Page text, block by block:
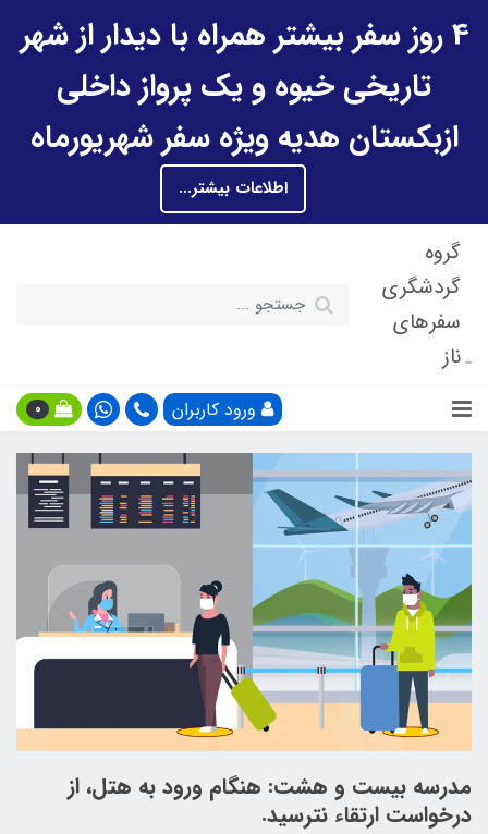
4 روز سفر بیشتر همراه با دیدار از شهر
تاریخی خیوه و یک پرواز داخلی
ازبکستان هدیه ویژه سفر شهریورماه
اطلاعات بیشتر...
گروه
گردشگری
سفرهای
ناز
ورود کاربران 0
مدرسه بیست و هشت: هنگام ورود به هتل، از
درخواست ارتقاء نترسید.